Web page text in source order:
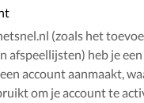
(zoals het
afspeellijsten) heb je
account aanmaakt,
om je account te